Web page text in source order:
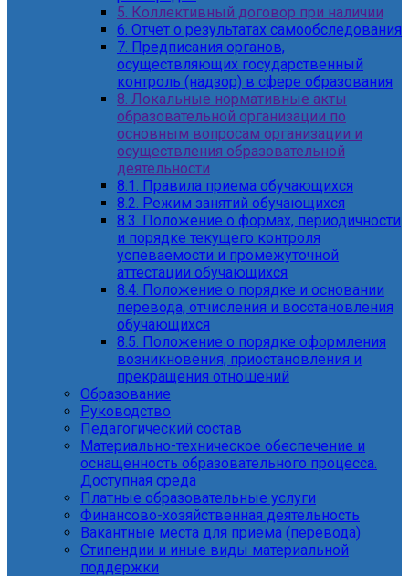
5. Коллективный договор при наличии
6. Отчет о результатах самообследования
7. Предписания органов,
осуществляющих государственный
контроль (надзор) в сфере образования
8. Локальные нормативные акты
образовательной организации по
основным вопросам организации и
осуществления образовательной
деятельности
8.1. Правила приема обучающихся
8.2. Режим занятий обучающихся
8.3. Положение о формах, периодичности
и порядке текущего контроля
успеваемости и промежуточной
аттестации обучающихся
8.4. Положение о порядке и основании
перевода, отчисления и восстановления
обучающихся
8.5. Положение о порядке оформления
возникновения, приостановления и
прекращения отношений
Образование
Руководство
Педагогический состав
Материально-техническое обеспечение и
оснащенность образовательного процесса.
Доступная среда
Платные образовательные услуги
Финансово-хозяйственная деятельность
Вакантные места для приема (перевода)
Стипендии и иные виды материальной
поддержки